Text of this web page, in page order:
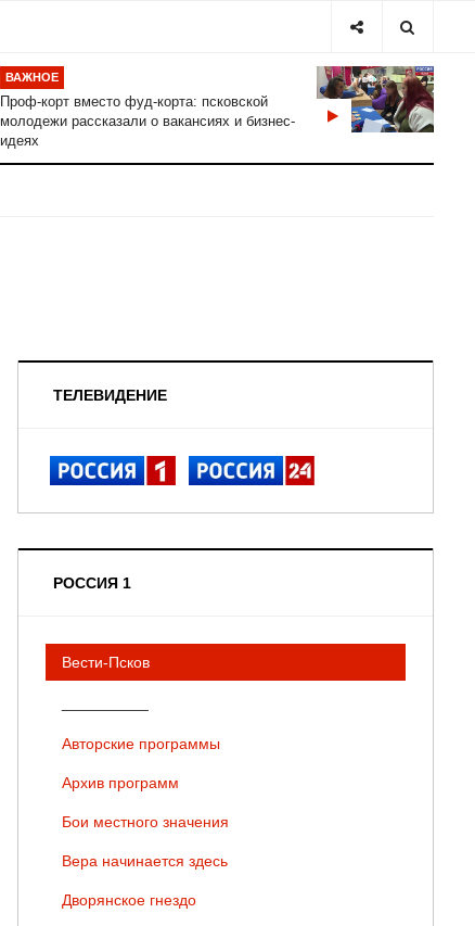
ВАЖНОЕ
Проф-корт вместо фуд-корта: псковской
молодежи рассказали о вакансиях и бизнес-
идеях
ТЕЛЕВИДЕНИЕ
РОССИЯ 1
Вести-Псков
Авторские программы
Архив программ
Бои местного значения
Вера начинается здесь
Дворянское гнездо